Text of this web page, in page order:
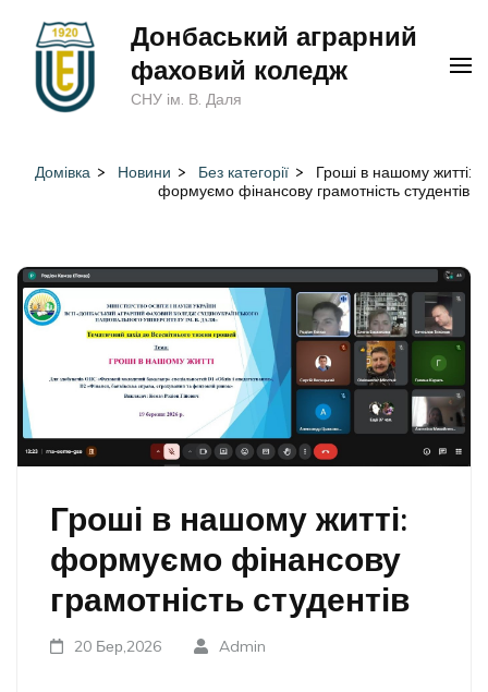
(натисніть
Донбаський аграрний
фаховий коледж
СНУ ім. В. Даля
Домівка > Новини > Без категорії >
Гроші в нашому житті:
формуємо фінансову грамотність студентів
Гроші в нашому житті:
формуємо фінансову
грамотність студентів
20 Бер,2026 Admin